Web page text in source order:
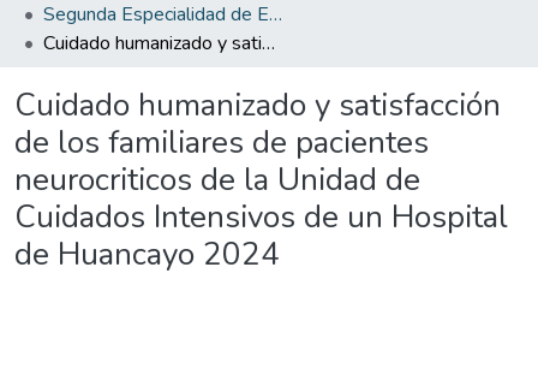
Segunda Especialidad de Enfermería en Neurología y Neurocirugía
Cuidado humanizado y satisfacción de los familiares de pacientes neurocriticos de la Unidad de Cuidados Intensivos de un Hospital de Huancayo 2024
Cuidado humanizado y satisfacción
de los familiares de pacientes
neurocriticos de la Unidad de
Cuidados Intensivos de un Hospital
de Huancayo 2024